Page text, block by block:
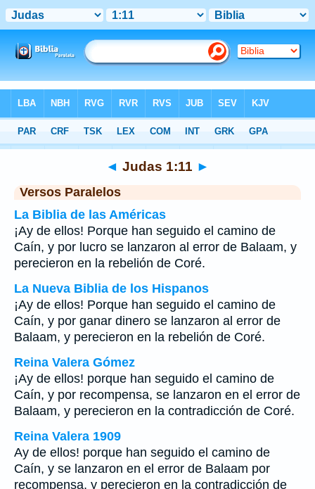
>Judas > Capítulo 1> Verso 11
◄ Judas 1:11 ►
Versos Paralelos
La Biblia de las Américas
¡Ay de ellos! Porque han seguido el camino de
Caín, y por lucro se lanzaron al error de Balaam, y
perecieron en la rebelión de Coré.
La Nueva Biblia de los Hispanos
¡Ay de ellos! Porque han seguido el camino de
Caín, y por ganar dinero se lanzaron al error de
Balaam, y perecieron en la rebelión de Coré.
Reina Valera Gómez
¡Ay de ellos! porque han seguido el camino de
Caín, y por recompensa, se lanzaron en el error de
Balaam, y perecieron en la contradicción de Coré.
Reina Valera 1909
Ay de ellos! porque han seguido el camino de
Caín, y se lanzaron en el error de Balaam por
recompensa, y perecieron en la contradicción de